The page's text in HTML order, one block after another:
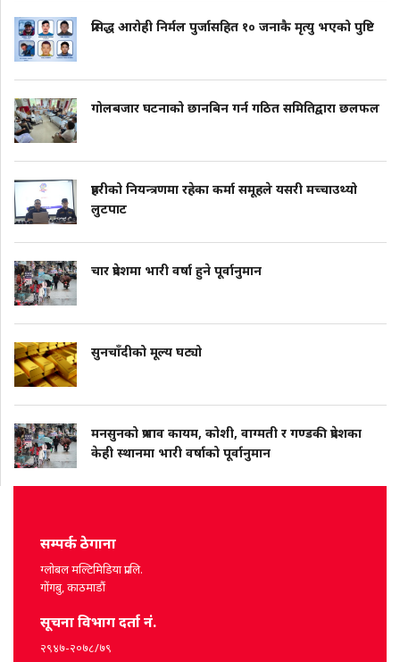
प्रसिद्ध आरोही निर्मल पुर्जासहित १० जनाकै मृत्यु भएको पुष्टि
गोलबजार घटनाको छानबिन गर्न गठित समितिद्वारा छलफल
प्रहरीको नियन्त्रणमा रहेका कर्मा समूहले यसरी मच्चाउथ्यो
लुटपाट
चार प्रदेशमा भारी वर्षा हुने पूर्वानुमान
सुनचाँदीको मूल्य घट्यो
मनसुनको प्रभाव कायम, कोशी, वाग्मती र गण्डकी प्रदेशका
केही स्थानमा भारी वर्षाको पूर्वानुमान
सम्पर्क ठेगाना
ग्लोबल मल्टिमिडिया प्रा.लि.
गोंगबु, काठमाडौं
सूचना विभाग दर्ता नं.
२९४७-२०७८/७९